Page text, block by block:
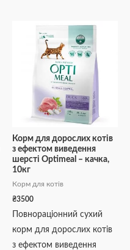
Корм для дорослих котів
з ефектом виведення
шерсті Optimeal – качка,
10кг
Корм для котів
₴3500
Повнораціонний сухий
корм для дорослих котів
з ефектом виведення